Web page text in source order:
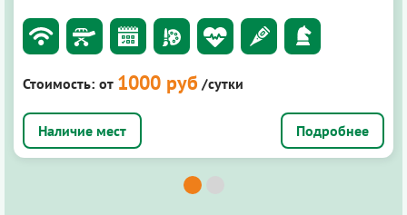
Стоимость: от 1000 руб /сутки
Подробнее